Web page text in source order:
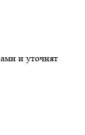
и уточнят